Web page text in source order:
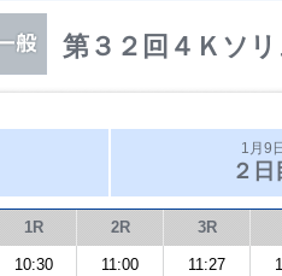
第３２回４Ｋソ
1月9
２日
1R 2R 3R
10:30 11:00 11:27